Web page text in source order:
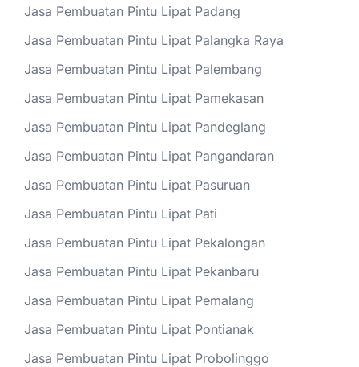
Jasa Pembuatan Pintu Lipat Padang
Jasa Pembuatan Pintu Lipat Palangka Raya
Jasa Pembuatan Pintu Lipat Palembang
Jasa Pembuatan Pintu Lipat Pamekasan
Jasa Pembuatan Pintu Lipat Pandeglang
Jasa Pembuatan Pintu Lipat Pangandaran
Jasa Pembuatan Pintu Lipat Pasuruan
Jasa Pembuatan Pintu Lipat Pati
Jasa Pembuatan Pintu Lipat Pekalongan
Jasa Pembuatan Pintu Lipat Pekanbaru
Jasa Pembuatan Pintu Lipat Pemalang
Jasa Pembuatan Pintu Lipat Pontianak
Jasa Pembuatan Pintu Lipat Probolinggo